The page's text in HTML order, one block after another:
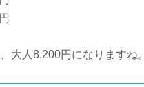
大人8,200円になりますね。